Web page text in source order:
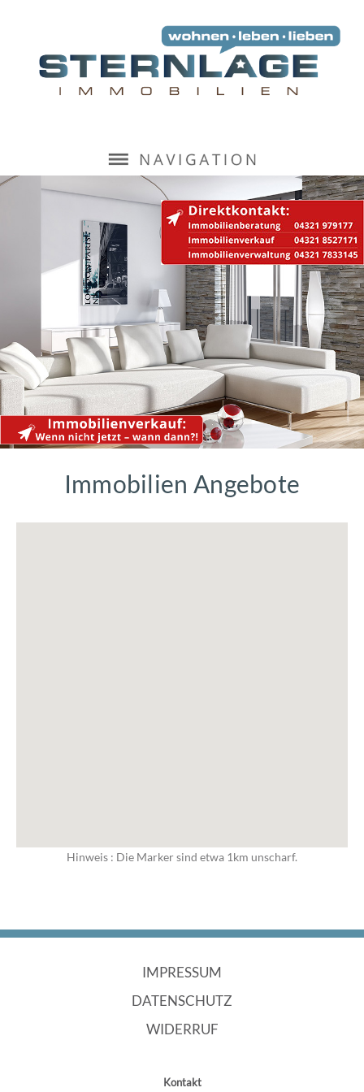
überspringen
Immobilien Angebote
Hinweis : Die Marker sind etwa 1km unscharf.
NAVIGATION
IMPRESSUM
DATENSCHUTZ
WIDERRUF
Kontakt